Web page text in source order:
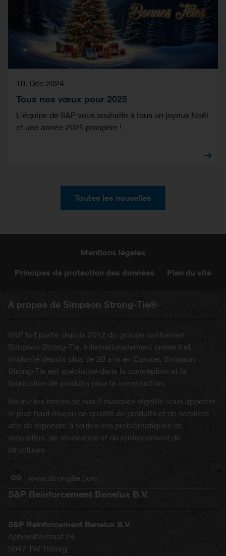
10. Déc 2024
Tous nos vœux pour 2025
L'équipe de S&P vous souhaite à tous un joyeux Noël
et une année 2025 prospère !
Toutes les nouvelles
Mentions légales
Principes de protection des données Plan du site
A propos de Simpson Strong-Tie®
S&P fait partie depuis 2012 du groupe californien
Simpson Strong-Tie. Internationalement présent et
implanté depuis plus de 20 ans en Europe, Simpson
Strong-Tie est spécialisé dans la conception et la
fabrication de produits pour la construction.
Réunir les forces de nos 2 marques signifie vous apporter
le plus haut niveau de qualité de produits et de services
afin de répondre à toutes vos problématiques de
réparation, de rénovation et de renforcement de
structures.
www.strongtie.com
S&P Reinforcement Benelux B.V.
S&P Reinforcement Benelux B.V.
Aphroditestraat 24
5047 TW Tilburg